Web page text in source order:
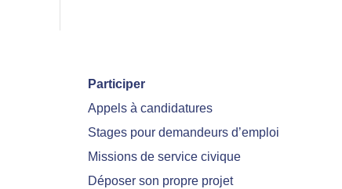
Participer
Appels à candidatures
Stages pour demandeurs d’emploi
Missions de service civique
Déposer son propre projet